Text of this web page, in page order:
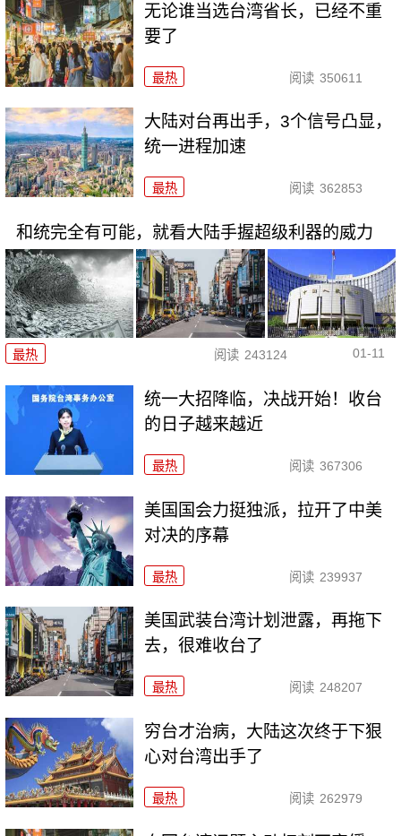
无论谁当选台湾省长，已经不重
要了
最热 阅读 350611
大陆对台再出手，3个信号凸显，
统一进程加速
最热 阅读 362853
和统完全有可能，就看大陆手握超级利器的威力
最热 阅读 243124 01-11
统一大招降临，决战开始！收台
的日子越来越近
最热 阅读 367306
美国国会力挺独派，拉开了中美
对决的序幕
最热 阅读 239937
美国武装台湾计划泄露，再拖下
去，很难收台了
最热 阅读 248207
穷台才治病，大陆这次终于下狠
心对台湾出手了
最热 阅读 262979